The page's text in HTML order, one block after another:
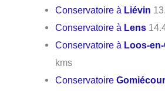
Conservatoire à Liévin
Conservatoire à Lens
Conservatoire à Loos-
kms
Conservatoire